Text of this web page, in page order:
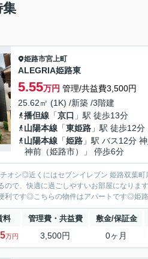
集
姫路市宮上町
ALEGRIA姫路東
5.55万円 管理/共益費3,500円
25.62㎡ (1K) /新築 /3階建
播但線 「京口 」駅 徒歩13分
山陽本線 「東姫路 」駅 徒歩12分
山陽本線 「姫路 」駅 バス12分
神前（姫路市）」 停歩6分
チオシ◎近くにはセブンイレブン 姫路双葉
ので、快適に過ごしやすいお部屋になりま
利です◎こちらの物件はアパートです◎姫
料 管理費・共益費 敷金/保証金
万円 3,500円 0ヶ月